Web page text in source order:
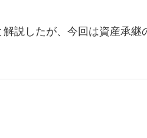
説したが、今回は資産承継